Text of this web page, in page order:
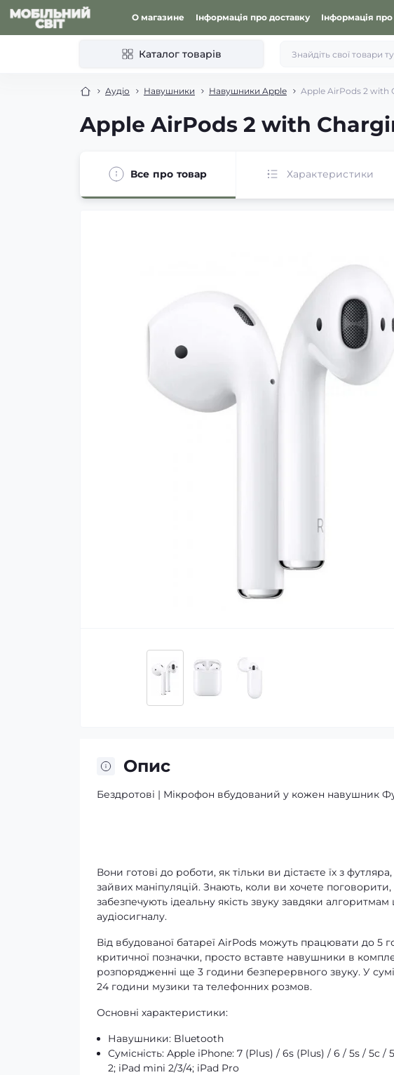
О магазине Інформація про доставку Інформація
Каталог товарів
Аудіо Навушники Навушники Apple Apple AirPods 2 with
Apple AirPods 2 with
Все про товар Характеристики
Опис
Бездротові | Мікрофон вбудований у кожен навушник
Вони готові до роботи, як тільки ви дістаєте їх з
зайвих маніпуляцій. Знають, коли ви хочете
забезпечують ідеальну якість звуку завдяки
аудіосигналу.
Від вбудованої батареї AirPods можуть працювати до 5
критичної позначки, просто вставте навушники в
розпорядженні ще 3 години безперервного звуку. У
24 години музики та телефонних розмов.
Основні характеристики:
Навушники: Bluetooth
Сумісність: Apple iPhone: 7 (Plus) / 6s (Plus) / 6 / 5s / 5c
2; iPad mini 2/3/4; iPad Pro